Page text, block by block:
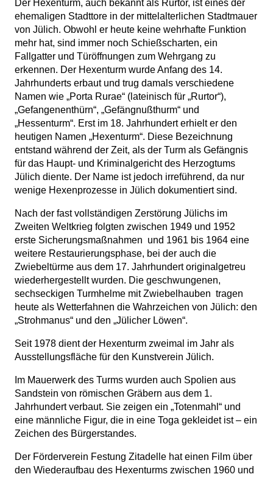
Der Hexenturm, auch bekannt als Rurtor, ist eines der
ehemaligen Stadttore in der mittelalterlichen Stadtmauer
von Jülich. Obwohl er heute keine wehrhafte Funktion
mehr hat, sind immer noch Schießscharten, ein
Fallgatter und Türöffnungen zum Wehrgang zu
erkennen. Der Hexenturm wurde Anfang des 14.
Jahrhunderts erbaut und trug damals verschiedene
Namen wie „Porta Rurae“ (lateinisch für „Rurtor“),
„Gefangenenthürn“, „Gefängnußthurm“ und
„Hessenturm“. Erst im 18. Jahrhundert erhielt er den
heutigen Namen „Hexenturm“. Diese Bezeichnung
entstand während der Zeit, als der Turm als Gefängnis
für das Haupt- und Kriminalgericht des Herzogtums
Jülich diente. Der Name ist jedoch irreführend, da nur
wenige Hexenprozesse in Jülich dokumentiert sind.
Nach der fast vollständigen Zerstörung Jülichs im
Zweiten Weltkrieg folgten zwischen 1949 und 1952
erste Sicherungsmaßnahmen und 1961 bis 1964 eine
weitere Restaurierungsphase, bei der auch die
Zwiebeltürme aus dem 17. Jahrhundert originalgetreu
wiederhergestellt wurden. Die geschwungenen,
sechseckigen Turmhelme mit Zwiebelhauben tragen
heute als Wetterfahnen die Wahrzeichen von Jülich: den
„Strohmanus“ und den „Jülicher Löwen“.
Seit 1978 dient der Hexenturm zweimal im Jahr als
Ausstellungsfläche für den Kunstverein Jülich.
Im Mauerwerk des Turms wurden auch Spolien aus
Sandstein von römischen Gräbern aus dem 1.
Jahrhundert verbaut. Sie zeigen ein „Totenmahl“ und
eine männliche Figur, die in eine Toga gekleidet ist – ein
Zeichen des Bürgerstandes.
Der Förderverein Festung Zitadelle hat einen Film über
den Wiederaufbau des Hexenturms zwischen 1960 und